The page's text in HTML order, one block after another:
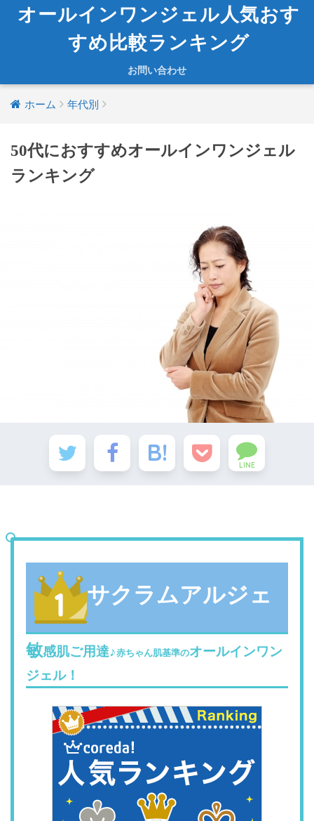
オールインワンジェル人気おす
すめ比較ランキング
お問い合わせ
ホーム 年代別
50代におすすめオールインワンジェル
ランキング
LINE
サクラムアルジェ
敏感肌ご用達♪赤ちゃん肌基準のオールインワン
ジェル！